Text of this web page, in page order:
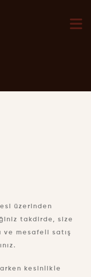
üzerinden
takdirde, size
ve mesafeli satış
kesinlikle